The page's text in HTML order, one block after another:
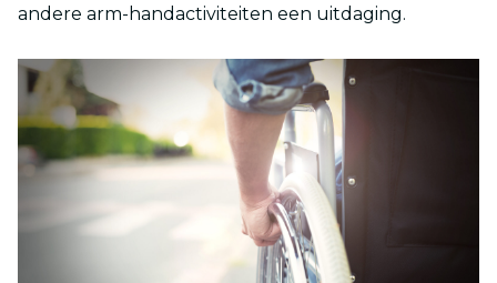
andere arm-handactiviteiten een uitdaging.